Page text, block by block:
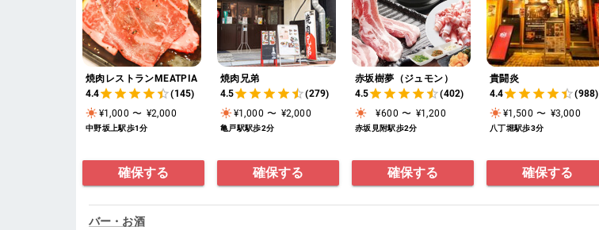
焼肉レストランMEATPIA
4.4
(145)
¥1,000 〜 ¥2,000
中野坂上駅歩1分
確保する
焼肉兄弟
4.5
(279)
¥1,000 〜 ¥2,000
亀戸駅駅歩2分
確保する
赤坂樹夢（ジュモン）
4.5
(402)
¥600 〜 ¥1,200
赤坂見附駅歩2分
確保する
貴闘炎
4.4
(988)
¥1,500 〜 ¥3,000
八丁堀駅歩3分
確保する
バー・お酒